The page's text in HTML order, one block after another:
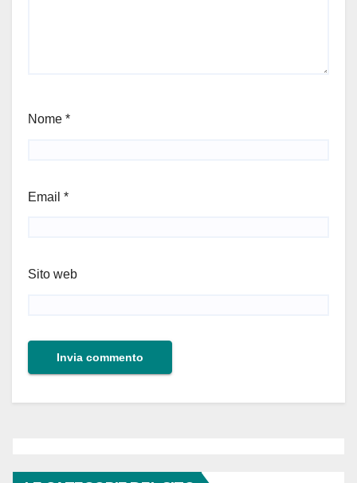
Nome *
Email *
Sito web